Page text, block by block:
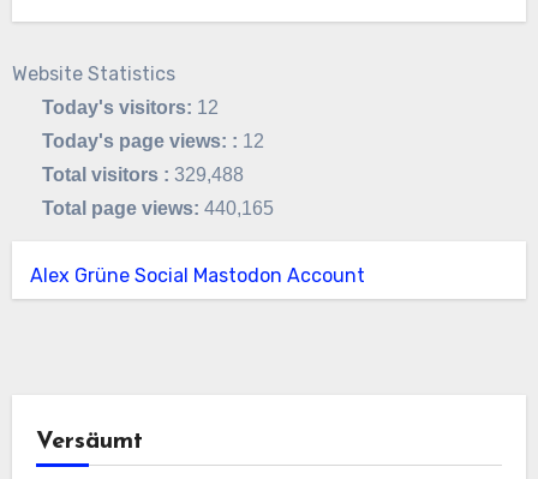
Website Statistics
Today's visitors: 12
Today's page views: : 12
Total visitors :329,488
Total page views:440,165
Alex Grüne Social Mastodon Account
Versäumt